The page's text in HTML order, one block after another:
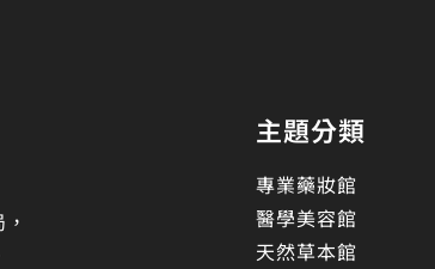
主題分類
專業藥妝館
醫學美容館
天然草本館